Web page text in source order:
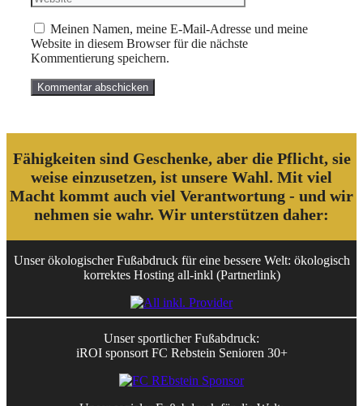
Meinen Namen, meine E-Mail-Adresse und meine
Website in diesem Browser für die nächste
Kommentierung speichern.
Fähigkeiten sind Geschenke, aber die Pflicht, sie
weise einzusetzen, ist unsere Wahl. Mit viel
Macht kommt auch viel Verantwortung - und wir
nehmen sie wahr. Wir unterstützen daher:
Unser ökologischer Fußabdruck für eine bessere Welt: ökologisch
korrektes Hosting all-inkl (Partnerlink)
Unser sportlicher Fußabdruck:
iROI sponsort FC Rebstein Senioren 30+